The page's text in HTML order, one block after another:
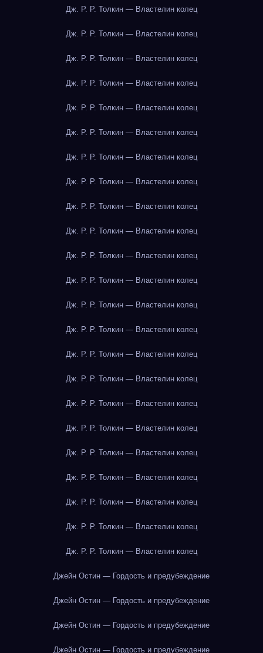
Дж. Р. Р. Толкин — Властелин колец
Дж. Р. Р. Толкин — Властелин колец
Дж. Р. Р. Толкин — Властелин колец
Дж. Р. Р. Толкин — Властелин колец
Дж. Р. Р. Толкин — Властелин колец
Дж. Р. Р. Толкин — Властелин колец
Дж. Р. Р. Толкин — Властелин колец
Дж. Р. Р. Толкин — Властелин колец
Дж. Р. Р. Толкин — Властелин колец
Дж. Р. Р. Толкин — Властелин колец
Дж. Р. Р. Толкин — Властелин колец
Дж. Р. Р. Толкин — Властелин колец
Дж. Р. Р. Толкин — Властелин колец
Дж. Р. Р. Толкин — Властелин колец
Дж. Р. Р. Толкин — Властелин колец
Дж. Р. Р. Толкин — Властелин колец
Дж. Р. Р. Толкин — Властелин колец
Дж. Р. Р. Толкин — Властелин колец
Дж. Р. Р. Толкин — Властелин колец
Дж. Р. Р. Толкин — Властелин колец
Дж. Р. Р. Толкин — Властелин колец
Дж. Р. Р. Толкин — Властелин колец
Дж. Р. Р. Толкин — Властелин колец
Джейн Остин — Гордость и предубеждение
Джейн Остин — Гордость и предубеждение
Джейн Остин — Гордость и предубеждение
Джейн Остин — Гордость и предубеждение